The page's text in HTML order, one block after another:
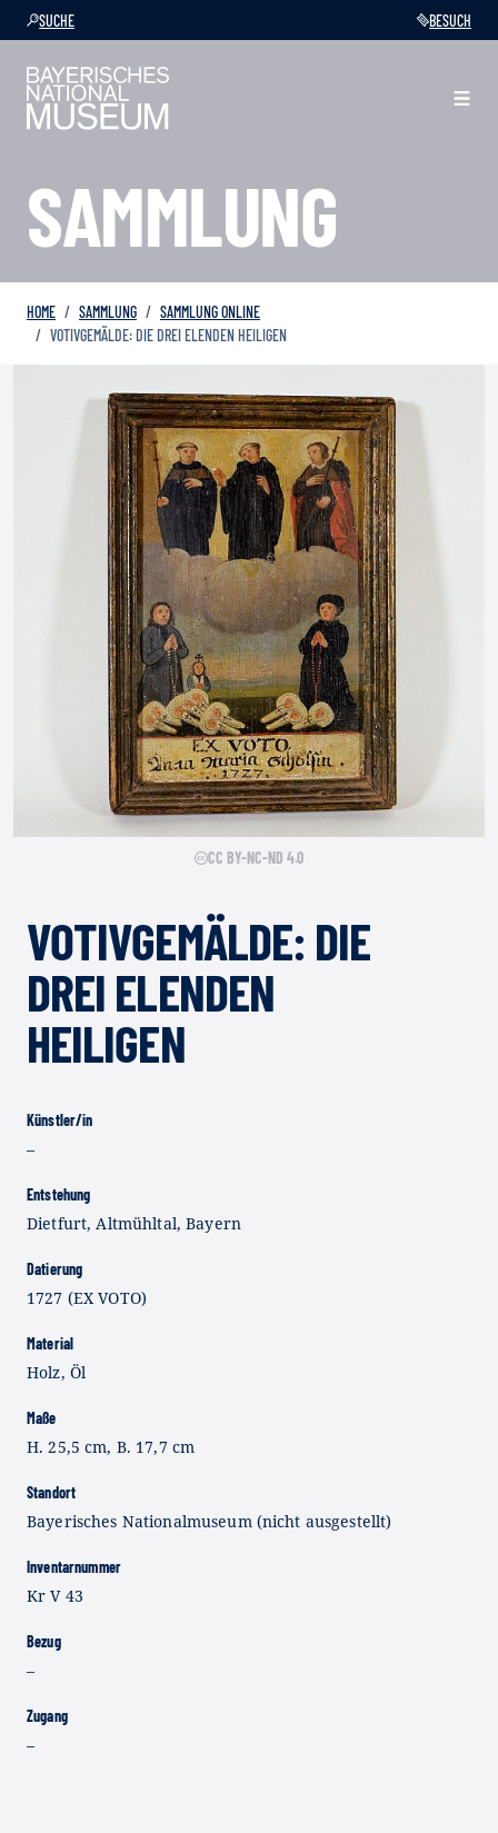
SUCHE BESUCH
SAMMLUNG
HOME SAMMLUNG
SAMMLUNG ONLINE
VOTIVGEMÄLDE: DIE DREI ELENDEN HEILIGEN
CC BY-NC-ND 4.0
VOTIVGEMÄLDE: DIE
DREI ELENDEN
HEILIGEN
Künstler/in
–
Entstehung
Dietfurt, Altmühltal, Bayern
Datierung
1727 (EX VOTO)
Material
Holz, Öl
Maße
H. 25,5 cm, B. 17,7 cm
Standort
Bayerisches Nationalmuseum (nicht ausgestellt)
Inventarnummer
Kr V 43
Bezug
–
Zugang
–